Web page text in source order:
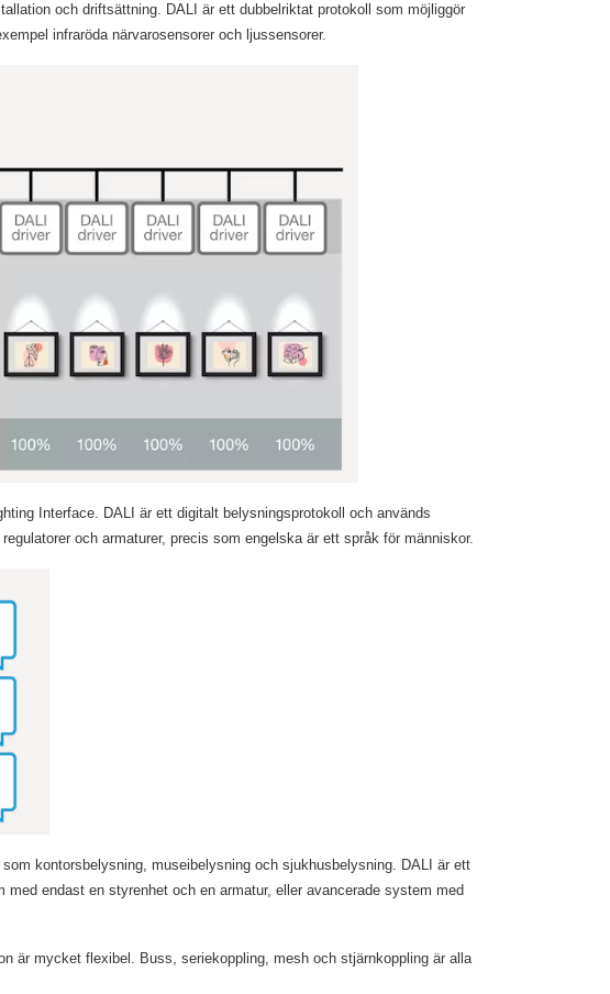
och driftsättning. DALI är ett dubbelriktat protokoll som möjliggör
infraröda närvarosensorer och ljussensorer.
Interface. DALI är ett digitalt belysningsprotokoll och används
och armaturer, precis som engelska är ett språk för människor.
kontorsbelysning, museibelysning och sjukhusbelysning. DALI är ett
endast en styrenhet och en armatur, eller avancerade system med
är mycket flexibel. Buss, seriekoppling, mesh och stjärnkoppling är alla